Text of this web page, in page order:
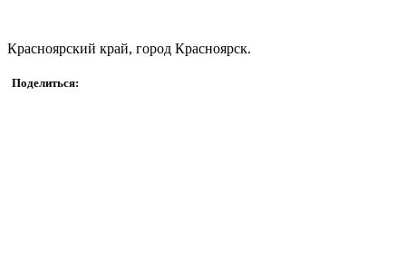
Красноярский край, город Красноярск.
Поделиться: